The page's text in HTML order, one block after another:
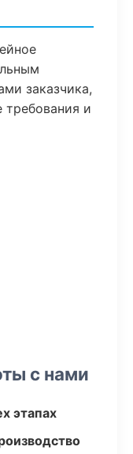
заказчика,
требования и
с нами
этапах